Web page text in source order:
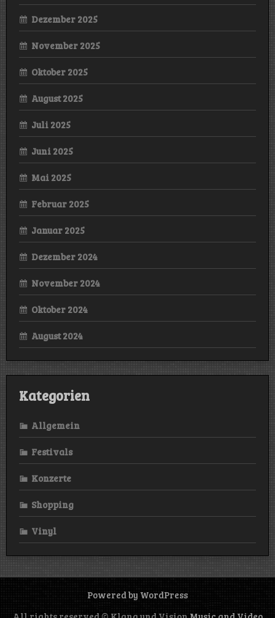
Dezember 2025
November 2025
Oktober 2025
August 2025
Juli 2025
Juni 2025
Mai 2025
Februar 2025
Januar 2025
Dezember 2024
November 2024
Oktober 2024
August 2024
Kategorien
Allgemein
Festivals
Konzerte
Shopping
Vinyl
Powered by WordPress